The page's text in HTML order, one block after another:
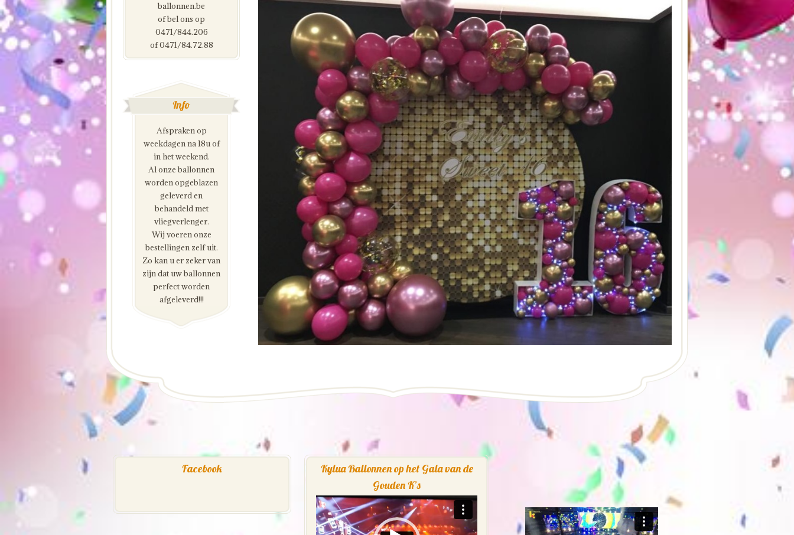
ballonnen.be
of bel ons op
0471/844.206
of 0471/84.72.88
Info
Afspraken op
weekdagen na 18u of
in het weekend.
Al onze ballonnen
worden opgeblazen
geleverd en
behandeld met
vliegverlenger.
Wij voeren onze
bestellingen zelf uit.
Zo kan u er zeker van
zijn dat uw ballonnen
perfect worden
afgeleverd!!!
Facebook
Kylua Ballonnen op het Gala van de
Gouden K’s
Videospeler